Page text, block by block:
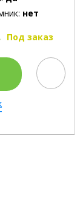
нет
Под заказ